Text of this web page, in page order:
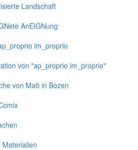
Landschaft
AnEIGNung
im_proprio
von "ap_proprio im_proprio"
von Ma0 in Bozen
Materialien